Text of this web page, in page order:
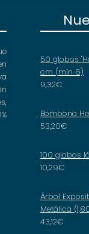
50 globos
cm (min 6)
9,32€
Bombona
53,20€
100 globos
10,29€
Árbol
Metálica
43,12€